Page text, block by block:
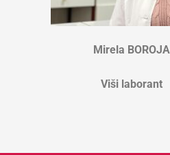
Mirela BOROJA
Viši laborant